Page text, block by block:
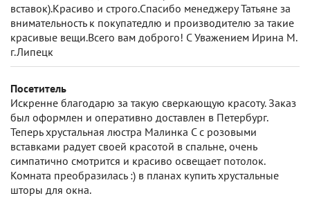
вставок).Красиво и строго.Спасибо менеджеру Татьяне за
внимательность к покупатедлю и производителю за такие
красивые вещи.Всего вам доброго! С Уважением Ирина М.
г.Липецк
Посетитель
Искренне благодарю за такую сверкающую красоту. Заказ
был оформлен и оперативно доставлен в Петербург.
Теперь хрустальная люстра Малинка С с розовыми
вставками радует своей красотой в спальне, очень
симпатично смотрится и красиво освещает потолок.
Комната преобразилась :) в планах купить хрустальные
шторы для окна.